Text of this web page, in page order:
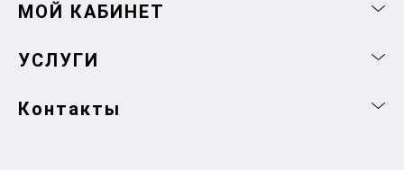
МОЙ КАБИНЕТ
УСЛУГИ
Контакты